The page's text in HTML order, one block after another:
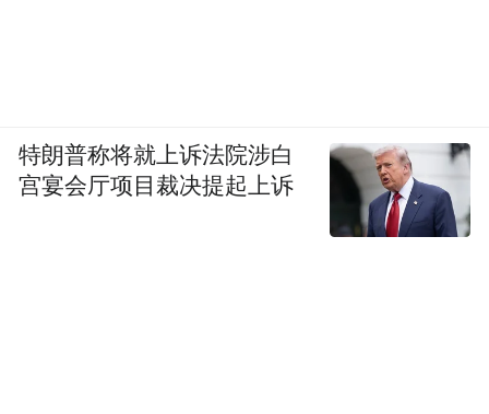
特朗普称将就上诉法院涉白
宫宴会厅项目裁决提起上诉